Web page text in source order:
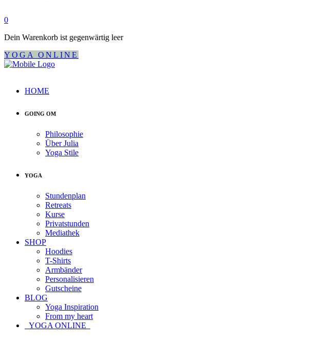
0
Dein Warenkorb ist gegenwärtig leer
YOGA ONLINE
HOME
GOING OM
Philosophie
Über Julia
Yoga Stile
YOGA
Stundenplan
Retreats
Kurse
Privatstunden
Mediathek
SHOP
Hoodies
T-Shirts
Armbänder
Personalisieren
Gutscheine
BLOG
Yoga Inspiration
From my heart
YOGA ONLINE